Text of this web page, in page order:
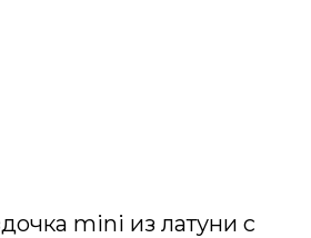
mini из латуни с